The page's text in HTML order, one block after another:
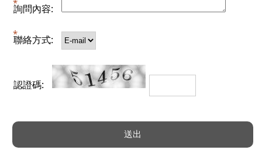
詢問內容:
聯絡方式:
認證碼: